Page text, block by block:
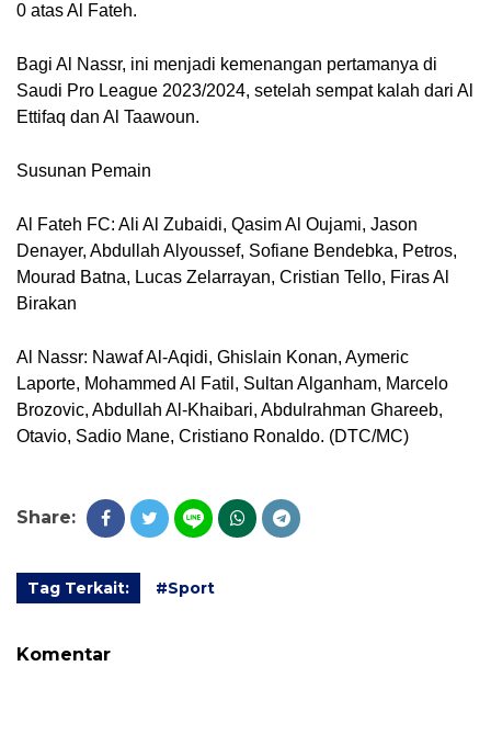
0 atas Al Fateh.
Bagi Al Nassr, ini menjadi kemenangan pertamanya di
Saudi Pro League 2023/2024, setelah sempat kalah dari Al
Ettifaq dan Al Taawoun.
Susunan Pemain
Al Fateh FC: Ali Al Zubaidi, Qasim Al Oujami, Jason
Denayer, Abdullah Alyoussef, Sofiane Bendebka, Petros,
Mourad Batna, Lucas Zelarrayan, Cristian Tello, Firas Al
Birakan
Al Nassr: Nawaf Al-Aqidi, Ghislain Konan, Aymeric
Laporte, Mohammed Al Fatil, Sultan Alganham, Marcelo
Brozovic, Abdullah Al-Khaibari, Abdulrahman Ghareeb,
Otavio, Sadio Mane, Cristiano Ronaldo. (DTC/MC)
Share:
Tag Terkait: #Sport
Komentar